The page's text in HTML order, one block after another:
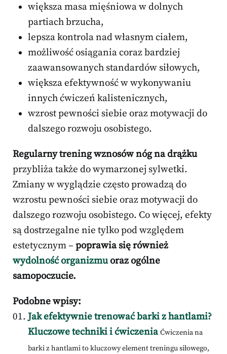
większa masa mięśniowa w dolnych
partiach brzucha,
lepsza kontrola nad własnym ciałem,
możliwość osiągania coraz bardziej
zaawansowanych standardów siłowych,
większa efektywność w wykonywaniu
innych ćwiczeń kalistenicznych,
wzrost pewności siebie oraz motywacji do
dalszego rozwoju osobistego.
Regularny trening wznosów nóg na drążku
przybliża także do wymarzonej sylwetki.
Zmiany w wyglądzie często prowadzą do
wzrostu pewności siebie oraz motywacji do
dalszego rozwoju osobistego. Co więcej, efekty
są dostrzegalne nie tylko pod względem
estetycznym – poprawia się również
wydolność organizmuoraz ogólne
samopoczucie.
Podobne wpisy:
Jak efektywnie trenować barki z hantlami?
Kluczowe techniki i ćwiczenia Ćwiczenia na
barki z hantlami to kluczowy element treningu siłowego,